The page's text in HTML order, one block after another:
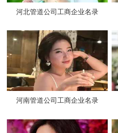
河北管道公司工商企业名录
河南管道公司工商企业名录